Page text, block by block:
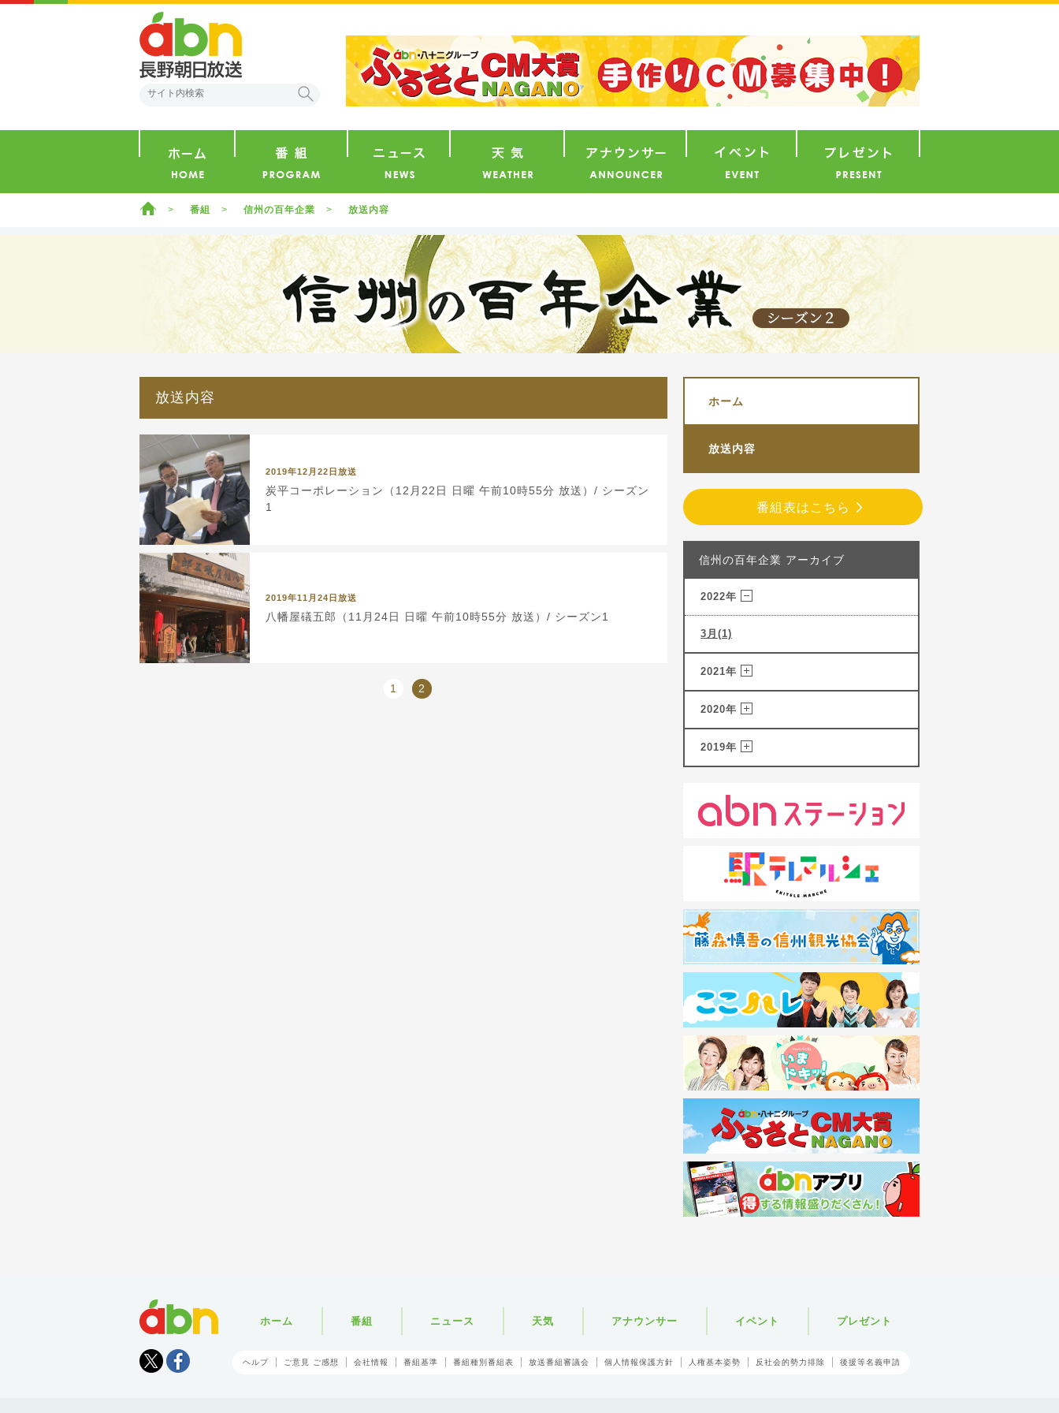
ホーム 番組 信州の百年企業 放送内容
放送内容
2019年12月22日放送
炭平コーポレーション（12月22日 日曜 午前10時55分 放送）/ シーズン
1
2019年11月24日放送
八幡屋礒五郎（11月24日 日曜 午前10時55分 放送）/ シーズン1
1 2
ホーム
放送内容
番組表はこちら
信州の百年企業 アーカイブ
2022年
3月(1)
2021年
2020年
2019年
Tweet
ホーム 番組 ニュース 天気 アナウンサー イベント プレゼント
ヘルプ ご意見 ご感想 会社情報 番組基準 番組種別番組表 放送番組審議会 個人情報保護方針 人権基本姿勢 反社会的勢力排除 後援等名義申請